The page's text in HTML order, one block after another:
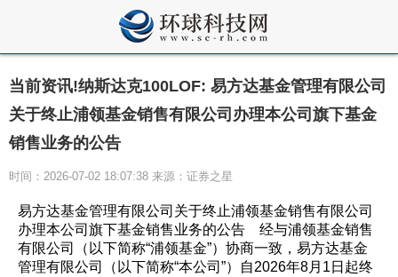
当前资讯!纳斯达克100LOF: 易方达基金管理有限公司
关于终止浦领基金销售有限公司办理本公司旗下基金
销售业务的公告
时间：2026-07-02 18:07:38 来源：证券之星
易方达基金管理有限公司关于终止浦领基金销售有限公司
办理本公司旗下基金销售业务的公告 经与浦领基金销售
有限公司（以下简称“浦领基金”）协商一致，易方达基金
管理有限公司（以下简称“本公司”）自2026年8月1日起终